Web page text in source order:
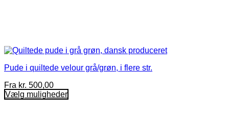
Pude i quiltede velour grå/grøn, i flere str.
Fra kr. 500,00
Vælg muligheder